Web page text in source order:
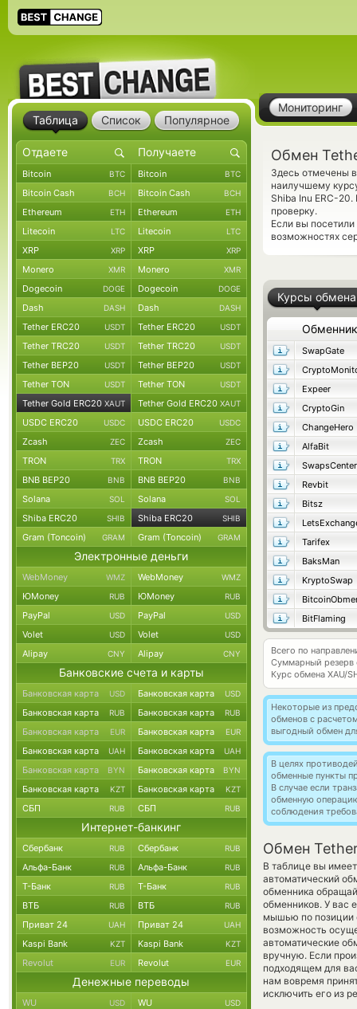
Мониторинг
Обмен
Здесь отмечены
наилучшему
Shiba Inu ERC-
проверку.
Если вы
возможностях
Курсы обмена
Обменник
SwapGate
Expeer
CryptoGin
ChangeHero
AlfaBit
SwapsCenter
Revbit
Bitsz
Tarifex
BaksMan
KryptoSwap
BitFlaming
Всего по
Суммарный резерв
Курс обмена XAU/
Некоторые из
обменов с
выгодный обмен
В целях
обменные пункты
В случае если
обменную
соблюдения
Обмен
В таблице вы
автоматический
обменника
обменников. У вас
мышью по позиции
возможность
автоматические
вручную. Если
подходящем для
нам вовремя
исключить его из
Таблица Список Популярное
Bitcoin BTC Bitcoin BTC
Bitcoin Cash BCH Bitcoin Cash BCH
Ethereum ETH Ethereum ETH
Litecoin LTC Litecoin LTC
XRP XRP XRP XRP
Monero XMR Monero XMR
Dogecoin DOGE Dogecoin DOGE
Dash DASH Dash DASH
Tether ERC20 USDT Tether ERC20 USDT
Tether TRC20 USDT Tether TRC20 USDT
Tether BEP20 USDT Tether BEP20 USDT
Tether TON USDT Tether TON USDT
Tether Gold ERC20 XAUT Tether Gold ERC20 XAUT
USDC ERC20 USDC USDC ERC20 USDC
Zcash ZEC Zcash ZEC
TRON TRX TRON TRX
BNB BEP20 BNB BNB BEP20 BNB
Solana SOL Solana SOL
Shiba ERC20 SHIB Shiba ERC20 SHIB
Gram (Toncoin) GRAM Gram (Toncoin) GRAM
Электронные деньги
WebMoney WMZ WebMoney WMZ
ЮMoney RUB ЮMoney RUB
PayPal USD PayPal USD
Volet USD Volet USD
Alipay CNY Alipay CNY
Банковские счета и карты
Банковская карта USD Банковская карта USD
Банковская карта RUB Банковская карта RUB
Банковская карта EUR Банковская карта EUR
Банковская карта UAH Банковская карта UAH
Банковская карта BYN Банковская карта BYN
Банковская карта KZT Банковская карта KZT
СБП RUB СБП RUB
Интернет-банкинг
Сбербанк RUB Сбербанк RUB
Альфа-Банк RUB Альфа-Банк RUB
Т-Банк RUB Т-Банк RUB
ВТБ RUB ВТБ RUB
Приват 24 UAH Приват 24 UAH
Kaspi Bank KZT Kaspi Bank KZT
Revolut EUR Revolut EUR
Денежные переводы
WU USD WU USD